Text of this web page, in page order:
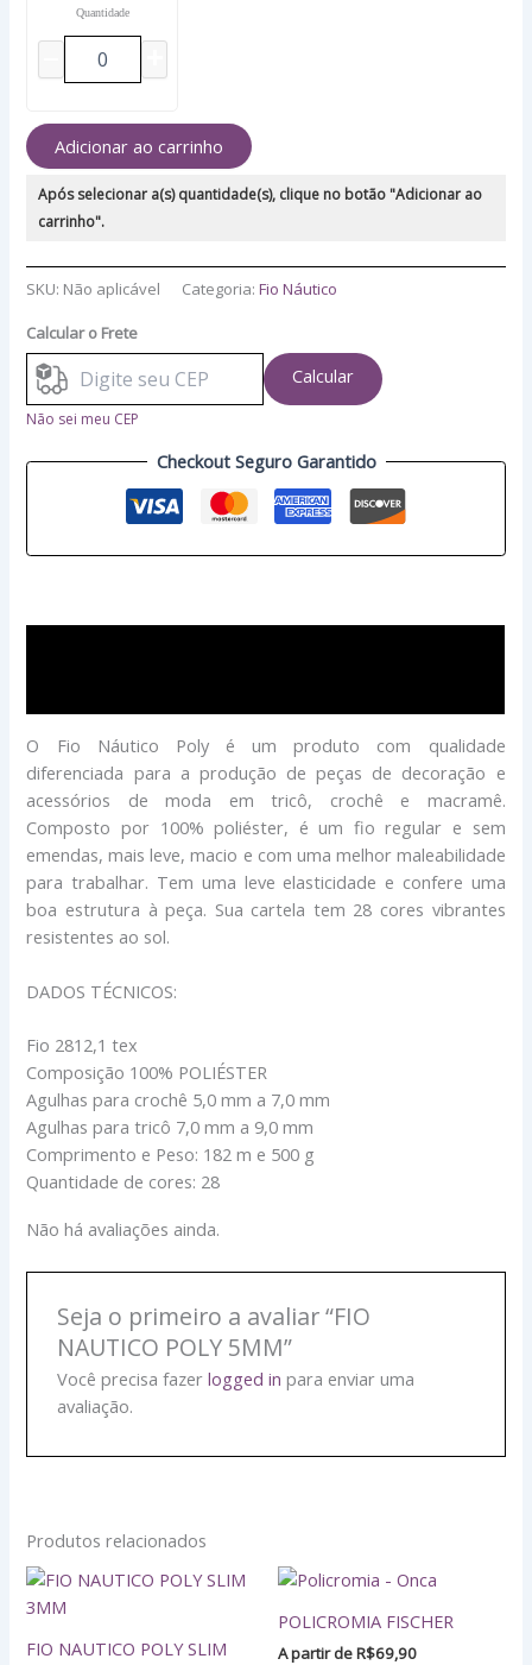
Quantidade
Adicionar ao carrinho
Após selecionar a(s) quantidade(s), clique no botão "Adicionar ao
carrinho".
SKU: Não aplicável Categoria:Fio Náutico
Calcular o Frete
Calcular
Não sei meu CEP
Checkout Seguro Garantido
O Fio Náutico Poly é um produto com qualidade
diferenciada para a produção de peças de decoração e
acessórios de moda em tricô, crochê e macramê.
Composto por 100% poliéster, é um fio regular e sem
emendas, mais leve, macio e com uma melhor maleabilidade
para trabalhar. Tem uma leve elasticidade e confere uma
boa estrutura à peça. Sua cartela tem 28 cores vibrantes
resistentes ao sol.
DADOS TÉCNICOS:
Fio 2812,1 tex
Composição 100% POLIÉSTER
Agulhas para crochê 5,0 mm a 7,0 mm
Agulhas para tricô 7,0 mm a 9,0 mm
Comprimento e Peso: 182 m e 500 g
Quantidade de cores: 28
Não há avaliações ainda.
Seja o primeiro a avaliar “FIO
NAUTICO POLY 5MM”
Você precisa fazer logged in para enviar uma
avaliação.
Produtos relacionados
FIO NAUTICO POLY SLIM
Este
várias
POLICROMIA FISCHER
A partir deR$69,90
Este
tem